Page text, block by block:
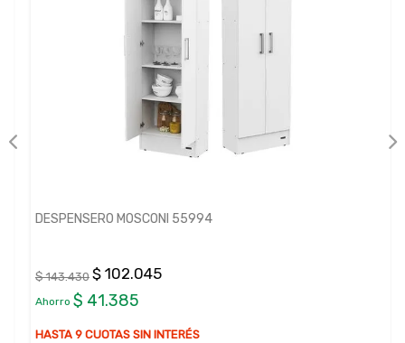
DESPENSERO MOSCONI 55994
$ 143.430 $ 102.045
Ahorro$ 41.385
HASTA 9 CUOTAS SIN INTERÉS